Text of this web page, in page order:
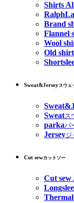
Shirts
Brand
Flannel
Wool
Old
Sweat&Jerseyスウェ
Sweatス
parkaパ
Jerseyジ
Cut sewカットソー
Cut sew
Thermal